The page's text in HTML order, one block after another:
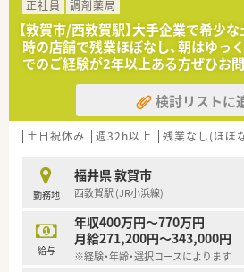
能なので毎日の通勤も非常にスムーズ
【法人特徴について】
■創業80年を迎える地域密着型の老
表のもとアットホームな雰囲気で運
■地域への貢献を最優先に考えてお
剤室やドライブスルーを開局するほ
■一般医薬品や健康食品から介護用
り、未病への取り組みを深く学べる
【職場環境と雰囲気】
■代表自らが現場に入ってスタッフ
案を言いやすい風通しの良い職場環
■管理栄養士や登録販売者などの多
門知識を共有しながらチーム医療を
■店舗の2階には専用の研修室が設け
発的に学び合う前向きで明るい雰囲
正社員 調剤薬局
【敦賀市/西敦賀駅】大手企業で希少
時の店舗で残業ほぼなし、朝はゆっ
でのご経験が2年以上ある方ぜひお
検討リストに
土日祝休み 週32h以上 残業なし(ほぼ
勤務地
福井県 敦賀市
西敦賀駅 (JR小浜線)
給与
年収400万円～770万円
月給271,200円～343,000円
※経験・年齢・選択コースによります